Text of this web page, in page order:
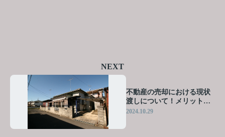
NEXT
不動産の売却における現状
渡しについて！メリット・
デメリットを併せて解説
2024.10.29